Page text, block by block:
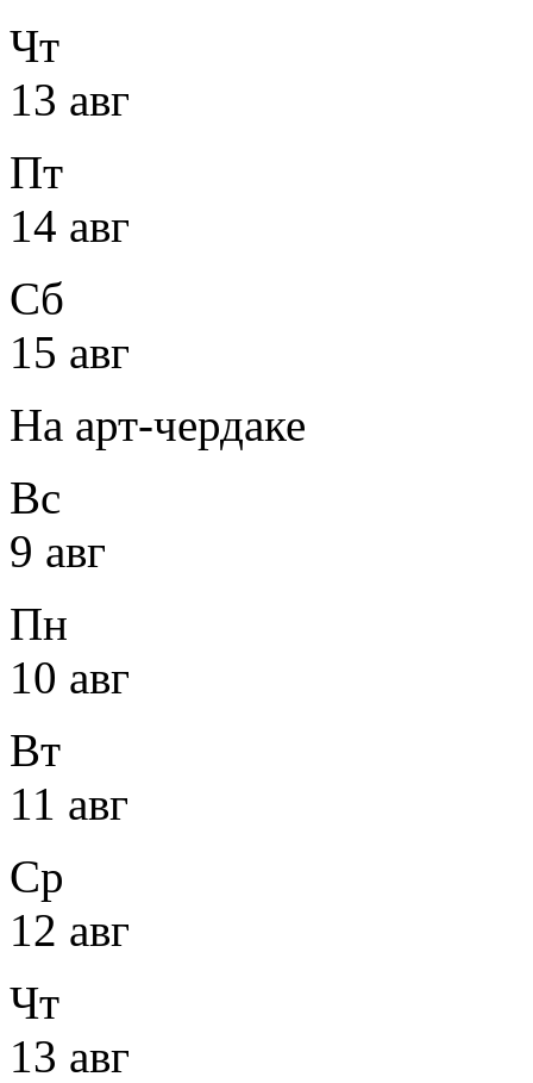
Чт
13 авг
Пт
14 авг
Сб
15 авг
На арт-чердаке
Вс
9 авг
Пн
10 авг
Вт
11 авг
Ср
12 авг
Чт
13 авг